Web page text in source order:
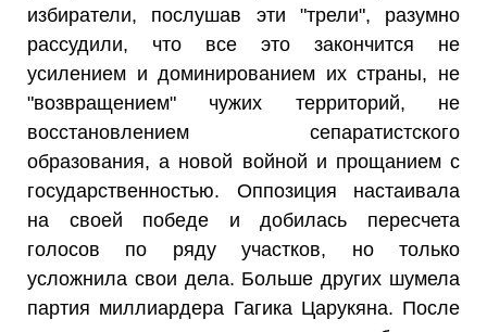
избиратели, послушав эти "трели", разумно
рассудили, что все это закончится не
усилением и доминированием их страны, не
"возвращением" чужих территорий, не
восстановлением сепаратистского
образования, а новой войной и прощанием с
государственностью. Оппозиция настаивала
на своей победе и добилась пересчета
голосов по ряду участков, но только
усложнила свои дела. Больше других шумела
партия миллиардера Гагика Царукяна. После